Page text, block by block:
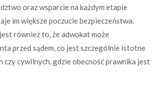
oraz wsparcie na każdym etapie
im większe poczucie bezpieczeństwa.
również to, że adwokat może
przed sądem, co jest szczególnie istotne
czy cywilnych, gdzie obecność prawnika jest